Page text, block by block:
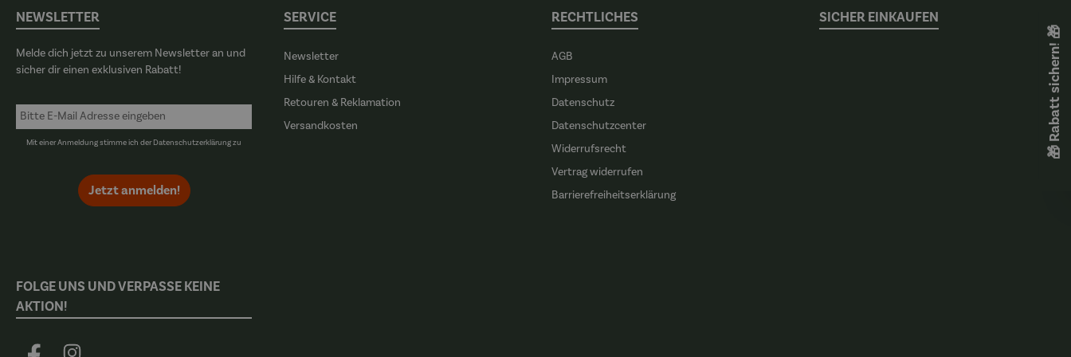
NEWSLETTER
Melde dich jetzt zu unserem Newsletter an und
sicher dir einen exklusiven Rabatt!
Mit einer Anmeldung stimme ich derDatenschutzerklärungzu
Jetzt anmelden!
SERVICE
Newsletter
Hilfe & Kontakt
Retouren & Reklamation
Versandkosten
RECHTLICHES
AGB
Impressum
Datenschutz
Datenschutzcenter
Widerrufsrecht
Vertrag widerrufen
Barrierefreiheitserklärung
SICHER EINKAUFEN
FOLGE UNS UND VERPASSE KEINE
AKTION!
🎁 Rabatt sichern! 🎁